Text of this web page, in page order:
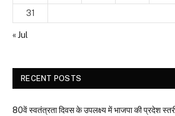
31
« Jul
RECENT POSTS
80वें स्वतंत्रता दिवस के उपलक्ष्य में भाजपा की प्रदेश